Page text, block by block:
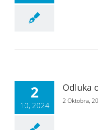
2
10, 2024
Odluka
2 Oktobra,